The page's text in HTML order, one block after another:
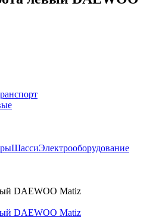
ШассиЭлектрооборудование
DAEWOO Matiz